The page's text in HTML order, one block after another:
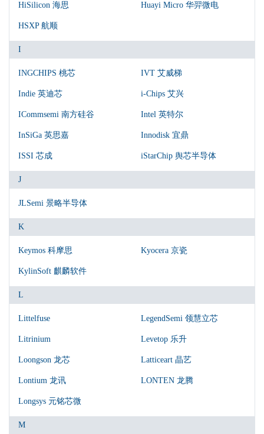
HiSilicon 海思 Huayi Micro 华羿微电
HSXP 航顺
I
INGCHIPS 桃芯 IVT 艾威梯
Indie 英迪芯 i-Chips 艾兴
ICommsemi 南方硅谷 Intel 英特尔
InSiGa 英思嘉 Innodisk 宜鼎
ISSI 芯成 iStarChip 舆芯半导体
J
JLSemi 景略半导体
K
Keymos 科摩思 Kyocera 京瓷
KylinSoft 麒麟软件
L
Littelfuse LegendSemi 领慧立芯
Litrinium Levetop 乐升
Loongson 龙芯 Latticeart 晶艺
Lontium 龙讯 LONTEN 龙腾
Longsys 元铭芯微
M